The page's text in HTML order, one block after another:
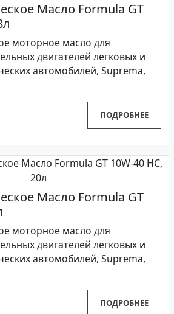
Масло Formula GT
моторное масло для
двигателей легковых и
автомобилей, Suprema,
ПОДРОБНЕЕ
Масло Formula GT
моторное масло для
двигателей легковых и
автомобилей, Suprema,
ПОДРОБНЕЕ